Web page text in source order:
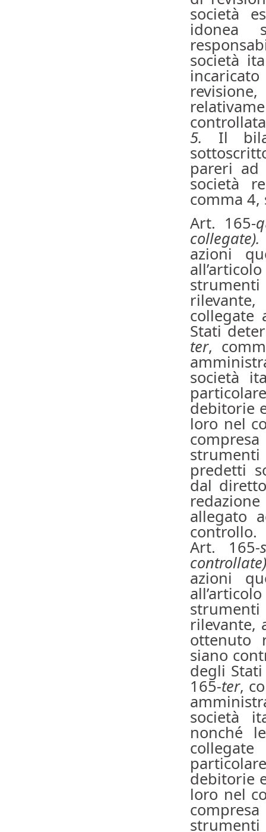
società
idonea
società
5. Il
pareri ad
società
comma 4,
Art. 165-
azioni
collegate
Stati
ter,
società
debitorie
loro nel
strumenti
predetti
dal
allegato
controllo.
Art. 165-
azioni
rilevante,
ottenuto
siano
degli
165-ter,
società
nonché
debitorie
loro nel
strumenti